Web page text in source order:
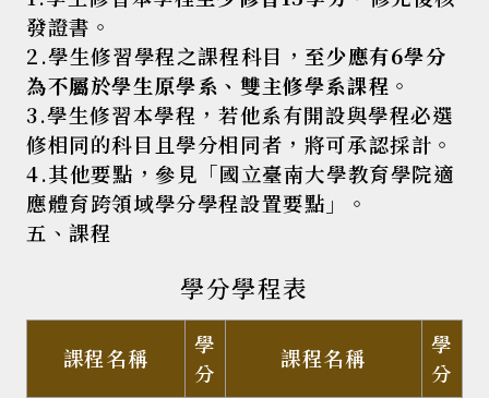
發證書。
2.學生修習學程之課程科目， 至少應有6學分
為不屬於學生原學系、雙主修學系課程 。
3.學生修習本學程，若他系有開設與學程必選
修相同的科目且學分相同者，將可承認採計。
4.其他要點，參見「國立臺南大學教育學院適
應體育跨領域學分學程設置要點」。
五、課程
學分學程表
課程名稱
學
分
課程名稱
學
分